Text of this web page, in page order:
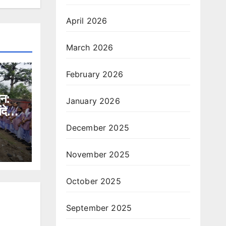
April 2026
March 2026
February 2026
January 2026
December 2025
November 2025
October 2025
September 2025